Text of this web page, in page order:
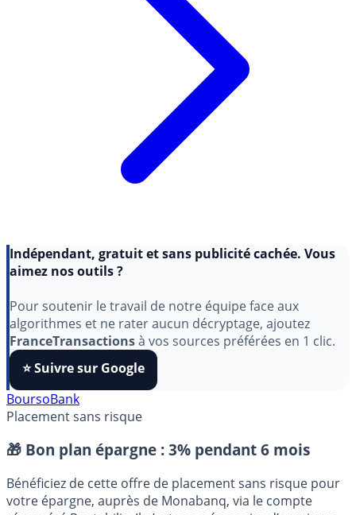
aimez nos outils ?
Pour soutenir le travail de notre équipe face aux
algorithmes et ne rater aucun décryptage, ajoutez
FranceTransactionsà vos sources préférées en 1 clic.
⭐️ Suivre sur Google
Placement sans risque
🎁 Bon plan épargne : 3% pendant 6 mois